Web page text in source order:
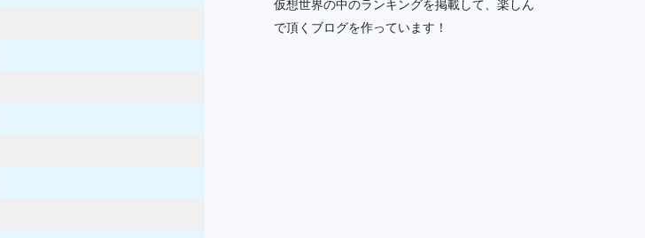
仮想世界の中のランキングを掲載して、楽しん
で頂くブログを作っています！